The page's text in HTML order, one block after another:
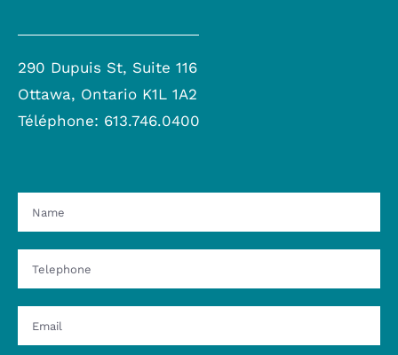
290 Dupuis St, Suite 116
Ottawa, Ontario K1L 1A2
Téléphone: 613.746.0400